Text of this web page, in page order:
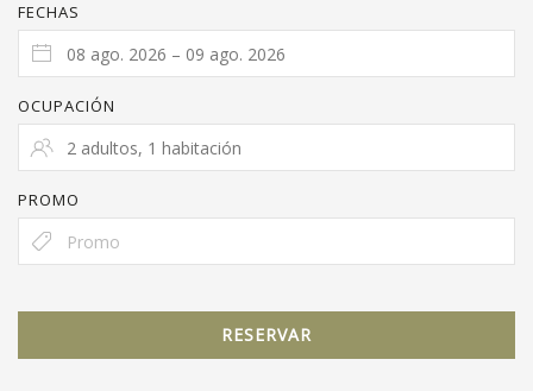
FECHAS
OCUPACIÓN
PROMO
RESERVAR